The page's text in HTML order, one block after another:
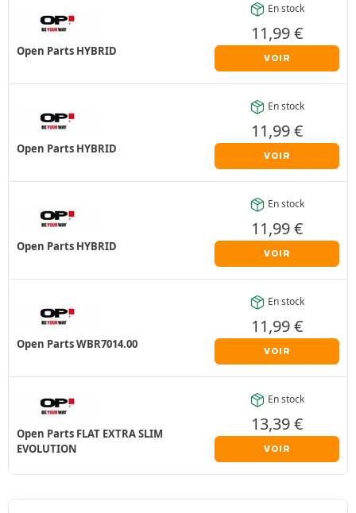
Open Parts HYBRID
En stock
11,99€
VOIR
Open Parts HYBRID
En stock
11,99€
VOIR
Open Parts HYBRID
En stock
11,99€
VOIR
Open Parts WBR7014.00
En stock
11,99€
VOIR
Open Parts FLAT EXTRA SLIM
EVOLUTION
En stock
13,39€
VOIR